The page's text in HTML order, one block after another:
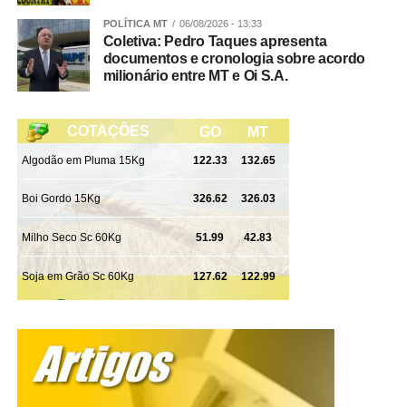
WhatsApp
Facebook
Twitter
Messenger
LinkedIn
Share
POLÍTICA MT 06/08/2026 - 13:33
Coletiva: Pedro Taques apresenta
documentos e cronologia sobre acordo
milionário entre MT e Oi S.A.